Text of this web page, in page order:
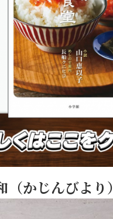
（かじんびより）